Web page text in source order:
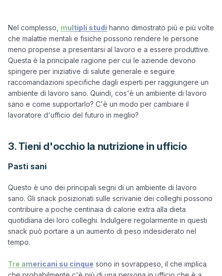
Nel complesso, multipli studi hanno dimostrato più e più volte
che malattie mentali e fisiche possono rendere le persone
meno propense a presentarsi al lavoro e a essere produttive.
Questa è la principale ragione per cui le aziende devono
spingere per iniziative di salute generale e seguire
raccomandazioni specifiche dagli esperti per raggiungere un
ambiente di lavoro sano. Quindi, cos'è un ambiente di lavoro
sano e come supportarlo? C'è un modo per cambiare il
3. Tieni d'occhio la nutrizione in ufficio
Pasti sani
Questo è uno dei principali segni di un ambiente di lavoro
sano. Gli snack posizionati sulle scrivanie dei colleghi possono
contribuire a poche centinaia di calorie extra alla dieta
quotidiana dei loro colleghi. Indulgere regolarmente in questi
snack può portare a un aumento di peso indesiderato nel
tempo.
Tre americani su cinque sono in sovrappeso, il che implica